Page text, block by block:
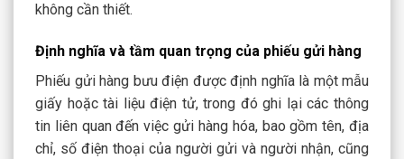
không cần thiết.
Định nghĩa và tầm quan trọng của phiếu gửi hàng
Phiếu gửi hàng bưu điện được định nghĩa là một mẫu
giấy hoặc tài liệu điện tử, trong đó ghi lại các thông
tin liên quan đến việc gửi hàng hóa, bao gồm tên, địa
chỉ, số điện thoại của người gửi và người nhận, cũng